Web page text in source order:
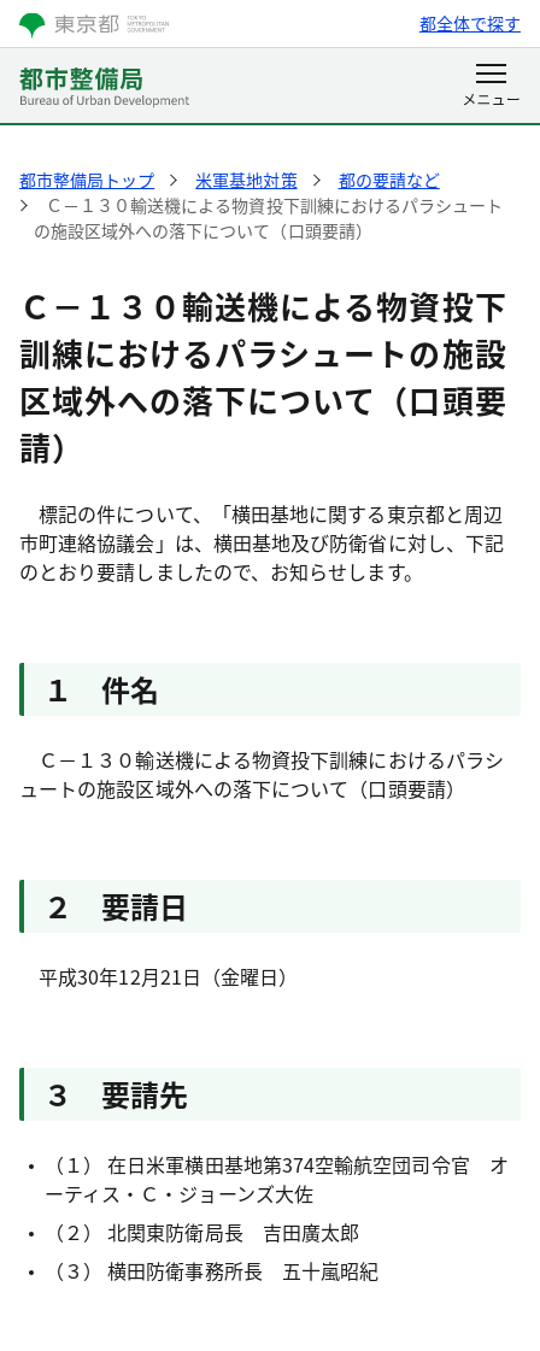
都全体で探す
都市整備局トップ 米軍基地対策
都の要請など
Ｃ－１３０輸送機による物資投下訓練におけるパラシュート
の施設区域外への落下について（口頭要請）
Ｃ－１３０輸送機による物資投下
訓練におけるパラシュートの施設
区域外への落下について（口頭要
請）
標記の件について、「横田基地に関する東京都と周辺
市町連絡協議会」は、横田基地及び防衛省に対し、下記
のとおり要請しましたので、お知らせします。
１ 件名
Ｃ－１３０輸送機による物資投下訓練におけるパラシ
ュートの施設区域外への落下について（口頭要請）
２ 要請日
平成30年12月21日（金曜日）
３ 要請先
（１） 在日米軍横田基地第374空輸航空団司令官 オ
ーティス・Ｃ・ジョーンズ大佐
（２） 北関東防衛局長 吉田廣太郎
（３） 横田防衛事務所長 五十嵐昭紀